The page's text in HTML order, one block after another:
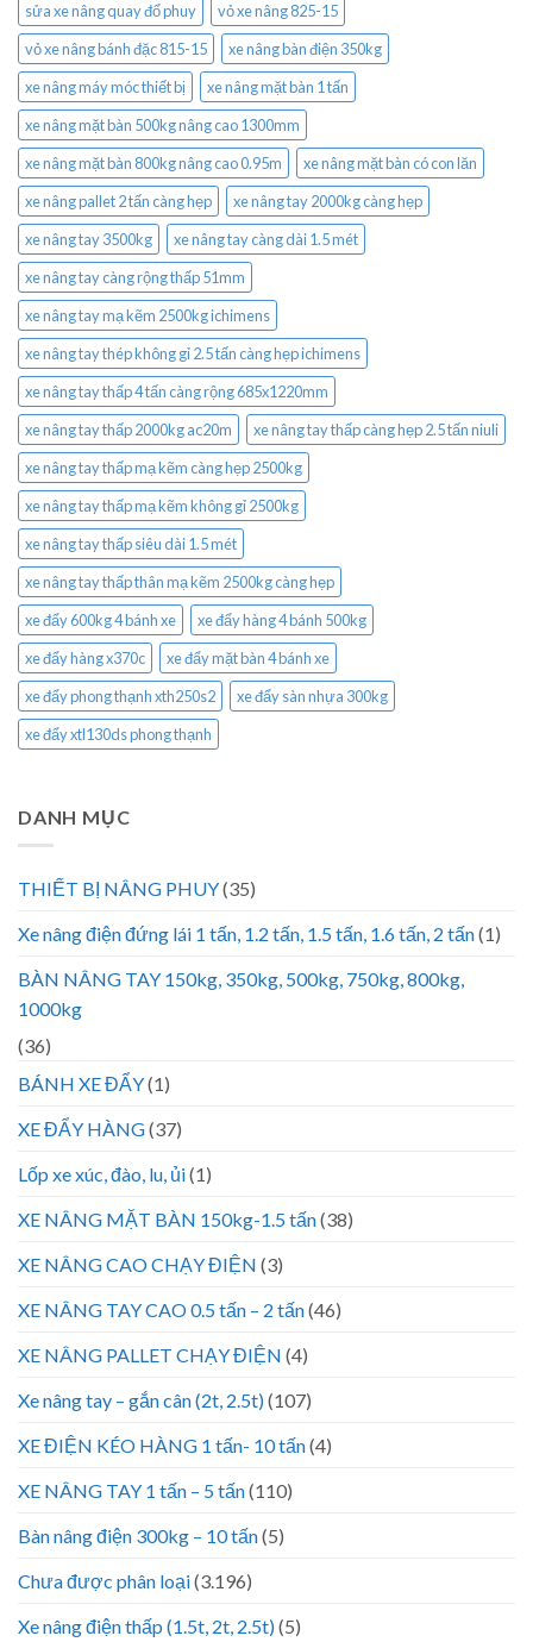
sửa xe nâng quay đổ phuy
vỏ xe nâng 825-15
vỏ xe nâng bánh đặc 815-15
xe nâng bàn điện 350kg
xe nâng máy móc thiết bị
xe nâng mặt bàn 1 tấn
xe nâng mặt bàn 500kg nâng cao 1300mm
xe nâng mặt bàn 800kg nâng cao 0.95m
xe nâng mặt bàn có con lăn
xe nâng pallet 2 tấn càng hẹp
xe nâng tay 2000kg càng hẹp
xe nâng tay 3500kg
xe nâng tay càng dài 1.5 mét
xe nâng tay càng rộng thấp 51mm
xe nâng tay mạ kẽm 2500kg ichimens
xe nâng tay thép không gỉ 2.5 tấn càng hẹp ichimens
xe nâng tay thấp 4 tấn càng rộng 685x1220mm
xe nâng tay thấp 2000kg ac20m
xe nâng tay thấp càng hẹp 2.5 tấn niuli
xe nâng tay thấp mạ kẽm càng hẹp 2500kg
xe nâng tay thấp mạ kẽm không gỉ 2500kg
xe nâng tay thấp siêu dài 1.5 mét
xe nâng tay thấp thân mạ kẽm 2500kg càng hẹp
xe đẩy 600kg 4 bánh xe
xe đẩy hàng 4 bánh 500kg
xe đẩy hàng x370c
xe đẩy mặt bàn 4 bánh xe
xe đẩy phong thạnh xth250s2
xe đẩy sàn nhựa 300kg
xe đẩy xtl130ds phong thạnh
DANH MỤC
THIẾT BỊ NÂNG PHUY(35)
Xe nâng điện đứng lái 1 tấn, 1.2 tấn, 1.5 tấn, 1.6 tấn, 2 tấn(1)
BÀN NÂNG TAY 150kg, 350kg, 500kg, 750kg, 800kg,
1000kg
(36)
BÁNH XE ĐẨY(1)
XE ĐẨY HÀNG(37)
Lốp xe xúc, đào, lu, ủi(1)
XE NÂNG MẶT BÀN 150kg-1.5 tấn(38)
XE NÂNG CAO CHẠY ĐIỆN (3)
XE NÂNG TAY CAO 0.5 tấn – 2 tấn(46)
XE NÂNG PALLET CHẠY ĐIỆN (4)
Xe nâng tay – gắn cân (2t, 2.5t)(107)
XE ĐIỆN KÉO HÀNG 1 tấn- 10 tấn(4)
XE NÂNG TAY 1 tấn – 5 tấn(110)
Bàn nâng điện 300kg – 10 tấn(5)
Chưa được phân loại(3.196)
Xe nâng điện thấp (1.5t, 2t, 2.5t)(5)